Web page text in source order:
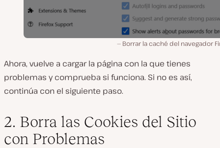
Borrar la caché del navegador
Ahora, vuelve a cargar la página con la que tienes
problemas y comprueba si funciona. Si no es así,
continúa con el siguiente paso.
2. Borra las Cookies del Sitio
con Problemas